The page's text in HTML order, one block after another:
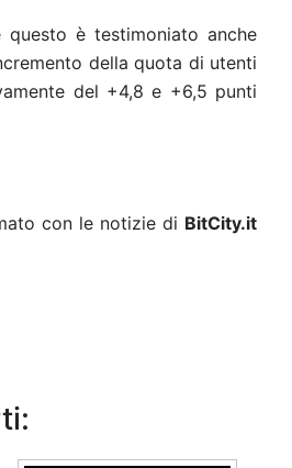
questo è testimoniato anche
della quota di utenti
del +4,8 e +6,5 punti
con le notizie di BitCity.it